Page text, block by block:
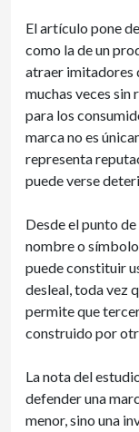
El artículo pone
como la de un
atraer imitadores
muchas veces sin
para los
marca no es
representa
puede verse
Desde el punto
nombre o
puede constituir
desleal, toda vez
permite que
construido por
La nota del
defender una
menor, sino una